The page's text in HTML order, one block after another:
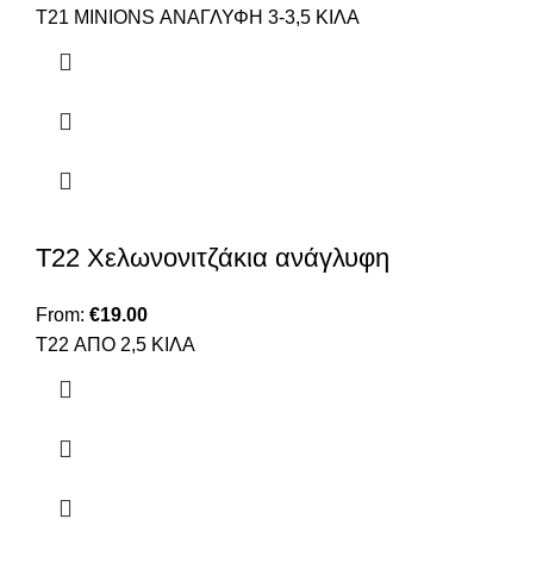
Τ21 ΜΙΝΙΟNS ΑΝΑΓΛΥΦΗ 3-3,5 ΚΙΛΑ
T22 Χελωνονιτζάκια ανάγλυφη
From: €19.00
T22 ΑΠΟ 2,5 ΚΙΛΑ